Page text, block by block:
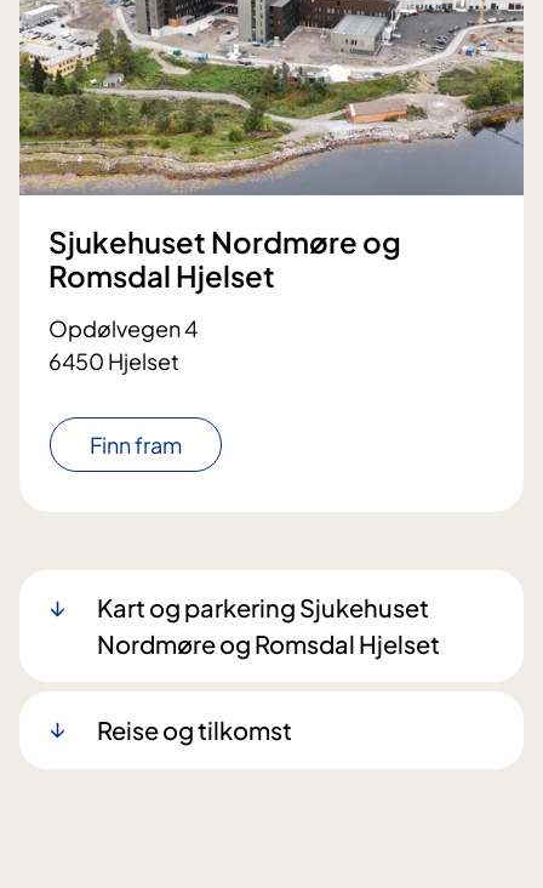
Sjukehuset Nordmøre og
Romsdal Hjelset
Opdølvegen 4
6450 Hjelset
Finn fram
Kart og parkering Sjukehuset
Nordmøre og Romsdal Hjelset
Reise og tilkomst